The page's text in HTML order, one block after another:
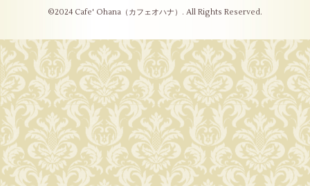
©2024 Cafe' Ohana（カフェオハナ） . All Rights Reserved.